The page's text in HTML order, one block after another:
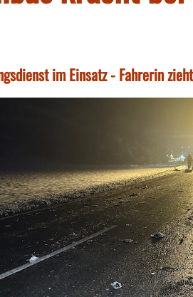
im Einsatz - Fahrerin